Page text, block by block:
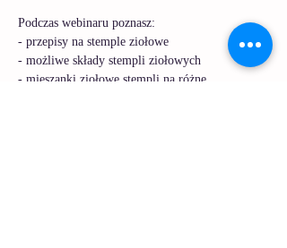
Podczas webinaru poznasz:
- przepisy na stemple ziołowe
- możliwe składy stempli ziołowych
- mieszanki ziołowe stempli na różne